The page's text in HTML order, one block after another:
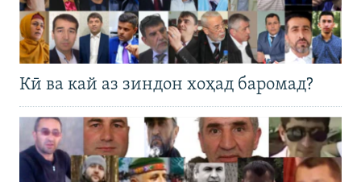
Кӣ ва кай аз зиндон хоҳад баромад?